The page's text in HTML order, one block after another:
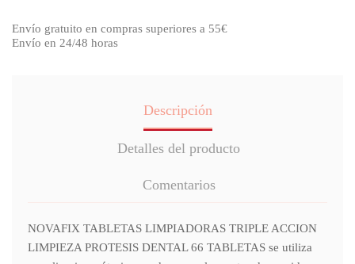
Envío gratuito en compras superiores a 55€
Envío en 24/48 horas
Descripción
Detalles del producto
Comentarios
NOVAFIX TABLETAS LIMPIADORAS TRIPLE ACCION
LIMPIEZA PROTESIS DENTAL 66 TABLETAS se utiliza